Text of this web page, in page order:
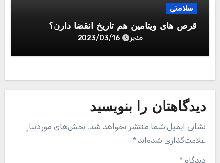
سلامتی
قرص های ویتامین هم تاریخ انقضا دارن؟
مدیر 2023/03/16
دیدگاهتان را بنویسید
نشانی ایمیل شما منتشر نخواهد شد. بخش‌های موردنیاز
علامت‌گذاری شده‌اند *
دیدگاه *